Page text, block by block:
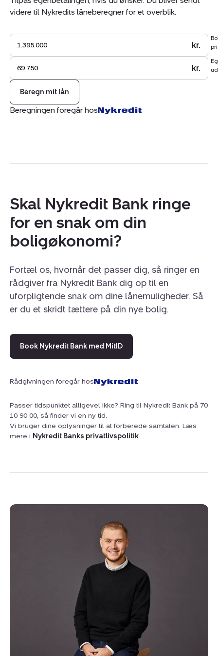
fremvisning i dag, og lad dig inspirere af de mange
muligheder, denne villa har at byde på.
videre til Nykredits låneberegner for et overblik.
kr.
kr.
Beregn mit lån
Beregningen foregår hos
Skal Nykredit Bank ringe
for en snak om din
boligøkonomi?
Fortæl os, hvornår det passer dig, så ringer en
rådgiver fra Nykredit Bank dig op til en
uforpligtende snak om dine lånemuligheder. Så
er du et skridt tættere på din nye bolig.
Book Nykredit Bank med MitID
Rådgivningen foregår hos
Passer tidspunktet alligevel ikke? Ring til Nykredit Bank på 70
10 90 00, så finder vi en ny tid.
Vi bruger dine oplysninger til at forberede samtalen. Læs
mere i Nykredit Banks privatlivspolitik